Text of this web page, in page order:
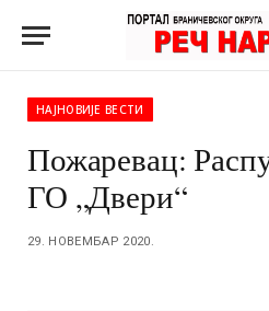
НАЈНОВИЈЕ ВЕСТИ
Пожаревац:
ГО „Двери“
29. НОВЕМБАР 2020.